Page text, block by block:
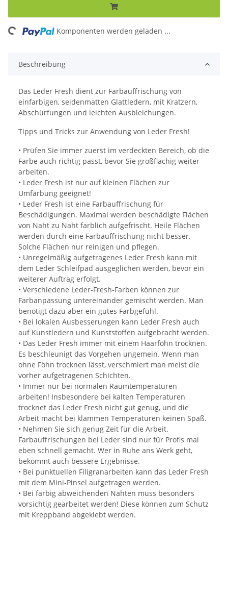
Komponenten werden geladen ...
Beschreibung
Das Leder Fresh dient zur Farbauffrischung von
einfarbigen, seidenmatten Glattledern, mit Kratzern,
Abschürfungen und leichten Ausbleichungen.
Tipps und Tricks zur Anwendung von Leder Fresh!
• Prüfen Sie immer zuerst im verdeckten Bereich, ob die
Farbe auch richtig passt, bevor Sie großflächig weiter
arbeiten.
• Leder Fresh ist nur auf kleinen Flächen zur
Umfärbung geeignet!
• Leder Fresh ist eine Farbauffrischung für
Beschädigungen. Maximal werden beschädigte Flächen
von Naht zu Naht farblich aufgefrischt. Heile Flächen
werden durch eine Farbauffrischung nicht besser.
Solche Flächen nur reinigen und pflegen.
• Unregelmäßig aufgetragenes Leder Fresh kann mit
dem Leder Schleifpad ausgeglichen werden, bevor ein
weiterer Auftrag erfolgt.
• Verschiedene Leder-Fresh-Farben können zur
Farbanpassung untereinander gemischt werden. Man
benötigt dazu aber ein gutes Farbgefühl.
• Bei lokalen Ausbesserungen kann Leder Fresh auch
auf Kunstledern und Kunststoffen aufgebracht werden.
• Das Leder Fresh immer mit einem Haarföhn trocknen.
Es beschleunigt das Vorgehen ungemein. Wenn man
ohne Föhn trocknen lässt, verschmiert man meist die
vorher aufgetragenen Schichten.
• Immer nur bei normalen Raumtemperaturen
arbeiten! Insbesondere bei kalten Temperaturen
trocknet das Leder Fresh nicht gut genug, und die
Arbeit macht bei klammen Temperaturen keinen Spaß.
• Nehmen Sie sich genug Zeit für die Arbeit.
Farbauffrischungen bei Leder sind nur für Profis mal
eben schnell gemacht. Wer in Ruhe ans Werk geht,
bekommt auch bessere Ergebnisse.
• Bei punktuellen Filigranarbeiten kann das Leder Fresh
mit dem Mini-Pinsel aufgetragen werden.
• Bei farbig abweichenden Nähten muss besonders
vorsichtig gearbeitet werden! Diese können zum Schutz
mit Kreppband abgeklebt werden.